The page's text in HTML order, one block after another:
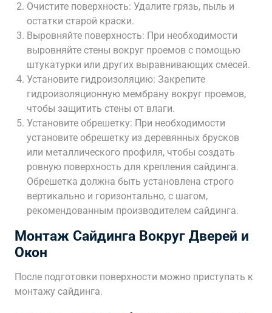
Очистите поверхность: Удалите грязь, пыль и
остатки старой краски.
Выровняйте поверхность: При необходимости
выровняйте стены вокруг проемов с помощью
штукатурки или других выравнивающих смесей.
Установите гидроизоляцию: Закрепите
гидроизоляционную мембрану вокруг проемов,
чтобы защитить стены от влаги.
Установите обрешетку: При необходимости
установите обрешетку из деревянных брусков
или металлического профиля, чтобы создать
ровную поверхность для крепления сайдинга.
Обрешетка должна быть установлена строго
вертикально и горизонтально, с шагом,
рекомендованным производителем сайдинга.
Монтаж Сайдинга Вокруг Дверей и
Окон
После подготовки поверхности можно приступать к
монтажу сайдинга.